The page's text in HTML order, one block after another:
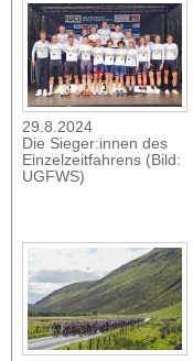
29.8.2024
Die Sieger:innen des
Einzelzeitfahrens (Bild:
UGFWS)